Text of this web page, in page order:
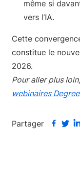
même si
vers l’IA.
Cette
constitue le
2026.
Pour aller plus
webinaires
Partager